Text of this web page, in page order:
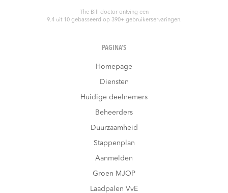
The Bill doctorontving een
9.4uit 10gebasseerd op 390+ gebruikerservaringen.
PAGINA’S
Homepage
Diensten
Huidige deelnemers
Beheerders
Duurzaamheid
Stappenplan
Aanmelden
Groen MJOP
Laadpalen VvE